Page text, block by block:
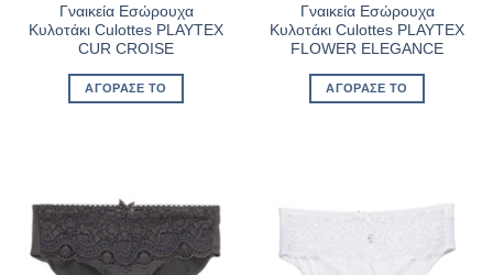
Γναικεία Εσώρουχα
Κυλοτάκι Culottes PLAYTEX
CUR CROISE
ΑΓΌΡΑΣΈ ΤΟ
Γναικεία Εσώρουχα
Κυλοτάκι Culottes PLAYTEX
FLOWER ELEGANCE
ΑΓΌΡΑΣΈ ΤΟ